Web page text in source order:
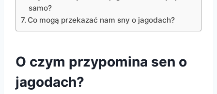
samo?
Co mogą przekazać nam sny o jagodach?
O czym przypomina sen o
jagodach?